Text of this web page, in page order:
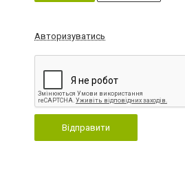
Авторизуватись
Відправити